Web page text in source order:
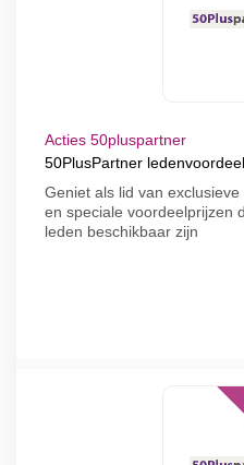
Acties 50pluspartner
50PlusPartner
Geniet als lid van
en speciale voordeelprijzen
leden beschikbaar zijn